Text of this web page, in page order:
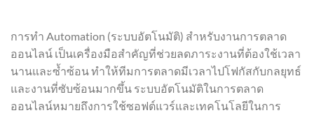
การทำ Automation (ระบบอัตโนมัติ) สำหรับงานการตลาด
ออนไลน์ เป็นเครื่องมือสำคัญที่ช่วยลดภาระงานที่ต้องใช้เวลา
นานและซ้ำซ้อน ทำให้ทีมการตลาดมีเวลาไปโฟกัสกับกลยุทธ์
และงานที่ซับซ้อนมากขึ้น ระบบอัตโนมัติในการตลาด
ออนไลน์หมายถึงการใช้ซอฟต์แวร์และเทคโนโลยีในการ